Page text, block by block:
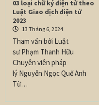
03 loại chữ ký điện tử theo
Luật Giao dịch điện tử
2023
13 Tháng 6, 2024
Tham vấn bởi Luật
sư Phạm Thanh Hữu
Chuyên viên pháp
lý Nguyễn Ngọc Quế Anh
Từ…